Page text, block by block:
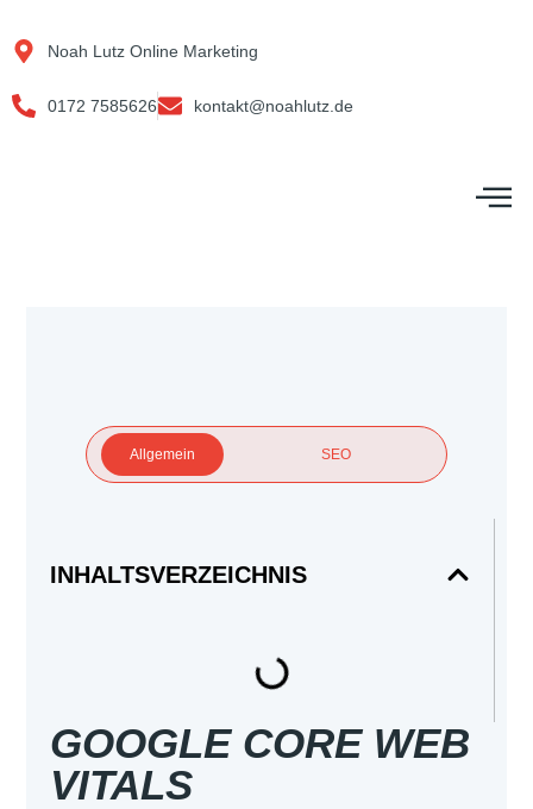
Inhalt
springen
Noah Lutz Online Marketing
0172 7585626 kontakt@noahlutz.de
Allgemein SEO
INHALTSVERZEICHNIS
GOOGLE CORE WEB
VITALS